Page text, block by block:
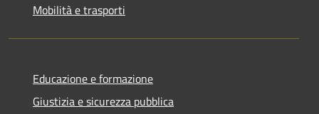
Mobilità e trasporti
Educazione e formazione
Giustizia e sicurezza pubblica